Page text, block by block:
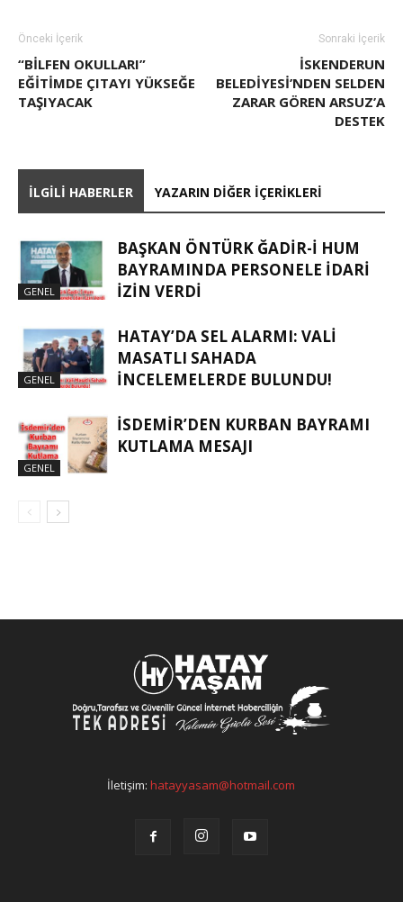
Önceki İçerik
“BİLFEN OKULLARI”
EĞİTİMDE ÇITAYI YÜKSEĞE
TAŞIYACAK
Sonraki İçerik
İSKENDERUN
BELEDIYESI’NDEN SELDEN
ZARAR GÖREN ARSUZ’A
DESTEK
İLGILI HABERLER YAZARIN DIĞER İÇERIKLERI
GENEL
BAŞKAN ÖNTÜRK ĞADIR-İ HUM
BAYRAMINDA PERSONELE İDARI
İZIN VERDI
GENEL
HATAY’DA SEL ALARMI: VALI
MASATLI SAHADA
İNCELEMELERDE BULUNDU!
GENEL
İSDEMIR’DEN KURBAN BAYRAMI
KUTLAMA MESAJI
İletişim:hatayyasam@hotmail.com